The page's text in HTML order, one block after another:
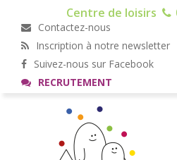
Centre de loisirs
Contactez-nous
Inscription à notre newsletter
Suivez-nous sur Facebook
RECRUTEMENT